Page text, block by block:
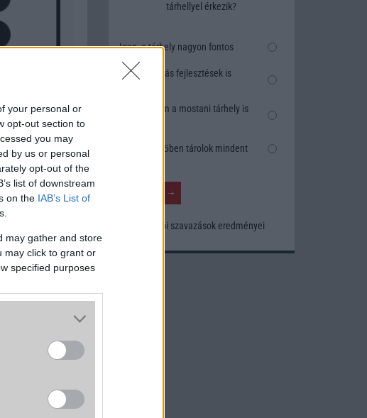
your personal or
opt-out section to
you may
by us or personal
opt-out of the
list of downstream
on the IAB’s List of
may gather and store
may click to grant or
specified purposes
csomag
az aktuális
tárhellyel érkezik?
Igen, a tárhely nagyon fontos
Talán, ha más fejlesztések is
Nem, nekem a mostani tárhely is
Inkább felhőben tárolok mindent
Korábbi szavazások eredményei